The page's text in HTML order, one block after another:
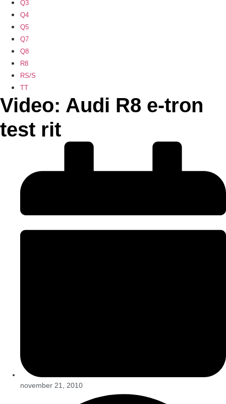
Q3
Q4
Q5
Q7
Q8
R8
RS/S
TT
Video: Audi R8 e-tron
test rit
november 21, 2010